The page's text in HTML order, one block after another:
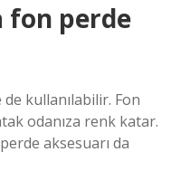
fon perde
kullanılabilir. Fon
odanıza renk katar.
aksesuarı da